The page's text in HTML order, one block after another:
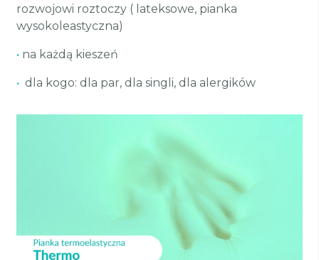
rozwojowi roztoczy ( lateksowe, pianka
wysokoleastyczna)
• na każdą kieszeń
• dla kogo: dla par, dla singli, dla alergików